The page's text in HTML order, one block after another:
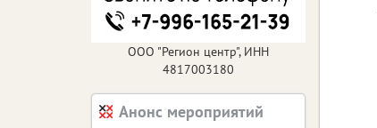
ООО "Регион центр", ИНН
4817003180
Анонс мероприятий